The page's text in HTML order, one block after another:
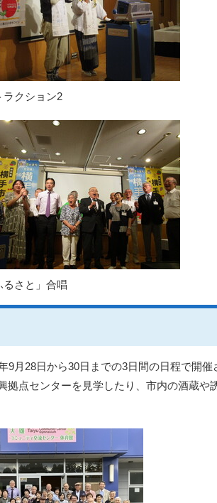
ラクション2
るさと」合唱
9月28日から30日までの3日間の日程で開
点センターを見学したり、市内の酒蔵や